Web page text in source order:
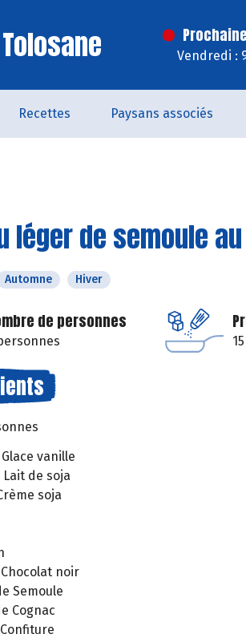
Vendredi :
Recettes Paysans associés
léger de semoule
Automne Hiver
de personnes
vanille
Lait de soja
soja
noir
Semoule
Cognac